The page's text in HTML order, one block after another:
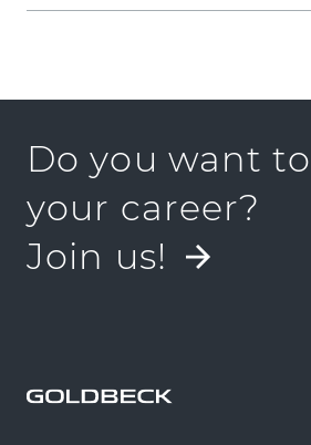
Do you want
your career?
Join us!